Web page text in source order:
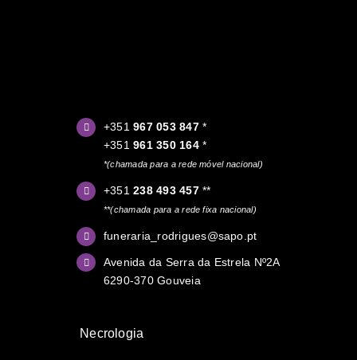
+351967 053 847*
+351961 350 164*
*(chamada para a rede móvel nacional)
+351238 493 457**
**(chamada para a rede fixa nacional)
funeraria_rodrigues@sapo.pt
Avenida da Serra da Estrela Nº2A
6290-370 Gouveia
Necrologia